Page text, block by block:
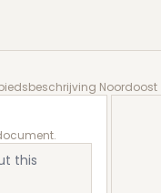
Noordoost
Noordoost